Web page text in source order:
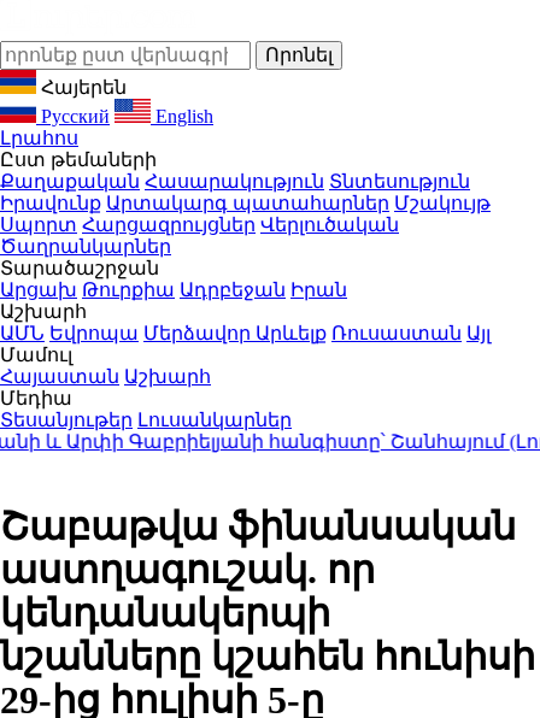
Հայերեն
Русский
English
Լրահոս
Ըստ թեմաների
Քաղաքական Հասարակություն Տնտեսություն
Իրավունք Արտակարգ պատահարներ Մշակույթ
Սպորտ Հարցազրույցներ Վերլուծական
Ծաղրանկարներ
Տարածաշրջան
Արցախ Թուրքիա Ադրբեջան Իրան
Աշխարհ
ԱՄՆ Եվրոպա Մերձավոր Արևելք Ռուսաստան Այլ
Մամուլ
Հայաստան Աշխարհ
Մեդիա
Տեսանյութեր Լուսանկարներ
Արփի Գաբրիելյանի հանգիստը՝ Շանհայում
Շաբաթվա ֆինանսական
աստղագուշակ. որ
կենդանակերպի
նշանները կշահեն հունիսի
29-ից հուլիսի 5-ը